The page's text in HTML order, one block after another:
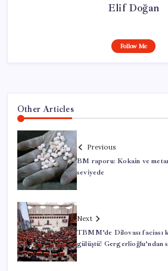
Elif Doğan
Follow Me
Other Articles
Previous
BM raporu: Kokain ve
seviyede
Next
TBMM’de Dilovası faciası
gülüştü! Gergerlioğlu’ndan